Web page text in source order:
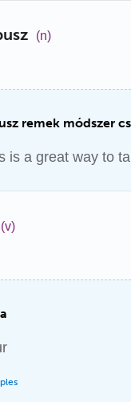
(n)
remek módszer
is a great way to
(v)